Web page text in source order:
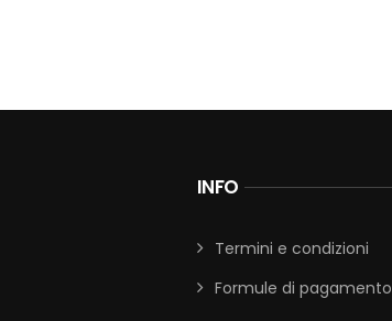
INFO
Termini e condizioni
Formule di pagamento